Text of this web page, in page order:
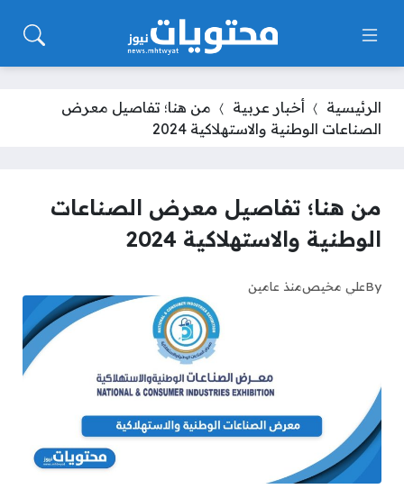
الرئيسية أخبار عربية
من هنا؛ تفاصيل معرض
الصناعات الوطنية والاستهلاكية 2024
من هنا؛ تفاصيل معرض الصناعات
الوطنية والاستهلاكية 2024
Byعلي مخيصمنذ عامين